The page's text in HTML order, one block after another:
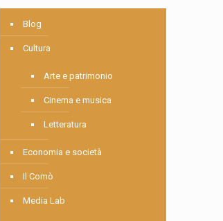
Blog
Cultura
Arte e patrimonio
Cinema e musica
Letteratura
Economia e società
Il Comò
Media Lab